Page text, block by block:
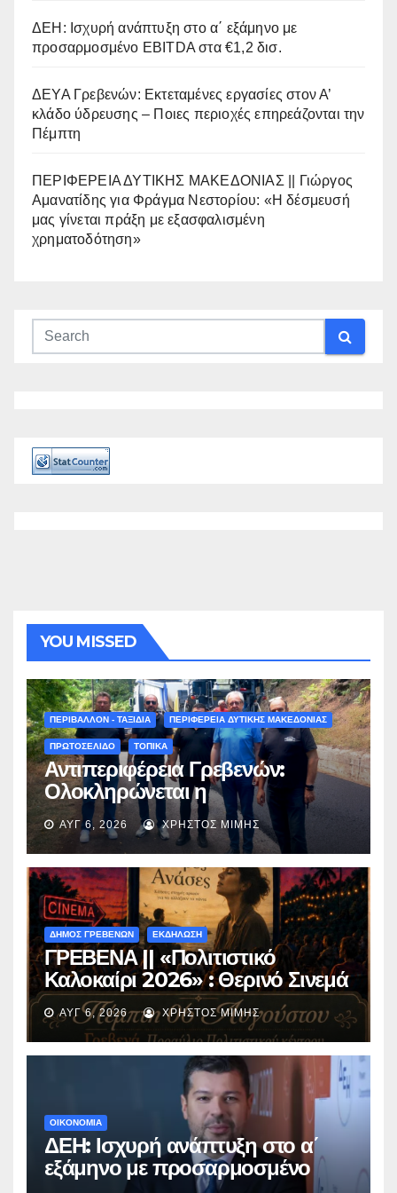
ΔΕΗ: Ισχυρή ανάπτυξη στο α΄ εξάμηνο με
προσαρμοσμένο EBITDA στα €1,2 δισ.
ΔΕΥΑ Γρεβενών: Εκτεταμένες εργασίες στον Α’
κλάδο ύδρευσης – Ποιες περιοχές επηρεάζονται την
Πέμπτη
ΠΕΡΙΦΕΡΕΙΑ ΔΥΤΙΚΗΣ ΜΑΚΕΔΟΝΙΑΣ || Γιώργος
Αμανατίδης για Φράγμα Νεστορίου: «Η δέσμευσή
μας γίνεται πράξη με εξασφαλισμένη
χρηματοδότηση»
YOU MISSED
ΠΕΡΙΒΑΛΛΟΝ - ΤΑΞΙΔΙΑ ΠΕΡΙΦΕΡΕΙΑ ΔΥΤΙΚΗΣ ΜΑΚΕΔΟΝΙΑΣ
ΠΡΩΤΟΣΕΛΙΔΟ ΤΟΠΙΚΑ
Αντιπεριφέρεια Γρεβενών:
Ολοκληρώνεται η
ασφαλτόστρωση της οδού
Περιβόλι – Αβδέλλα
ΑΥΓ 6, 2026 ΧΡΉΣΤΟΣ ΜΊΜΗΣ
ΔΗΜΟΣ ΓΡΕΒΕΝΩΝ ΕΚΔΗΛΩΣΗ
ΓΡΕΒΕΝΑ || «Πολιτιστικό
Καλοκαίρι 2026» : Θερινό Σινεμά
με την βραβευμένη ταινία
«Μικρές Ανάσες».
ΑΥΓ 6, 2026 ΧΡΉΣΤΟΣ ΜΊΜΗΣ
ΟΙΚΟΝΟΜΙΑ
ΔΕΗ: Ισχυρή ανάπτυξη στο α΄
εξάμηνο με προσαρμοσμένο